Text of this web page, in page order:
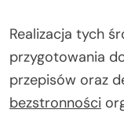
Realizacja tych
przygotowania
przepisów oraz
bezstronności